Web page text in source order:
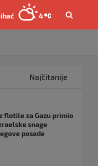
4
Najčitanije
flotile za Gazu primio
snage
posade